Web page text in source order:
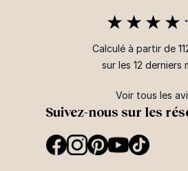
Suivez-nous sur les
Calculé à partir de
sur les 12 derniers
Voir tous les